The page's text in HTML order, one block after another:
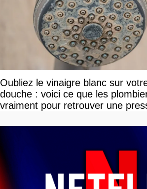
Oubliez le vinaigre blanc sur
douche : voici ce que les
vraiment pour retrouver une